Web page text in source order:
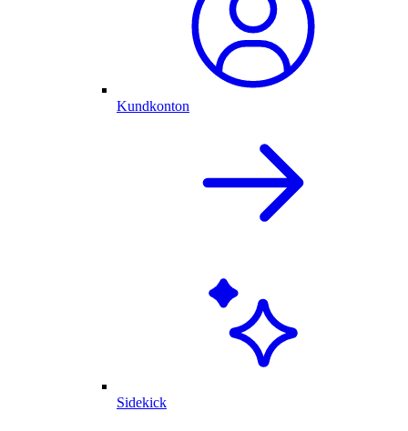
Kundkonton
Sidekick